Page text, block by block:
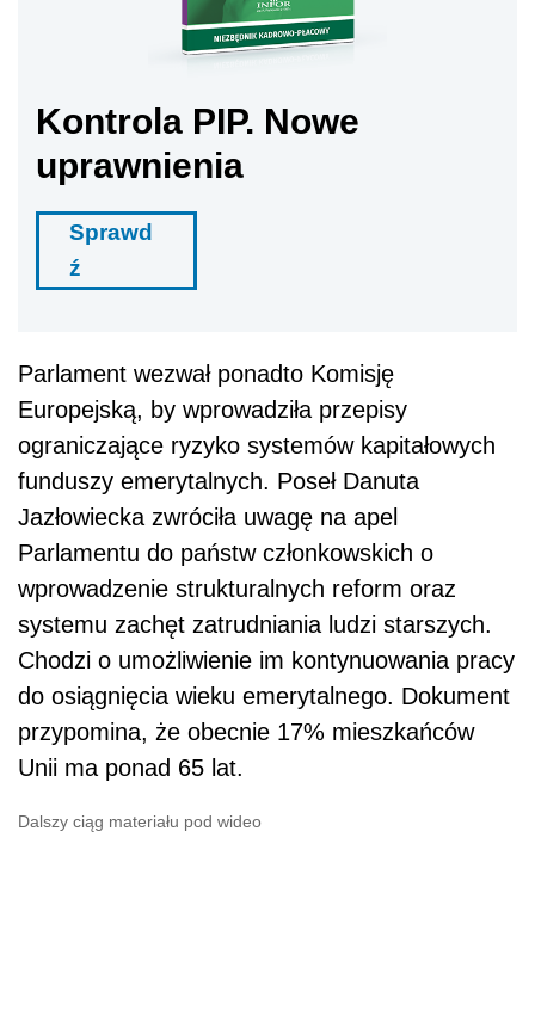
Kontrola PIP. Nowe
uprawnienia
Sprawd
ź
Parlament wezwał ponadto Komisję
Europejską, by wprowadziła przepisy
ograniczające ryzyko systemów kapitałowych
funduszy emerytalnych. Poseł Danuta
Jazłowiecka zwróciła uwagę na apel
Parlamentu do państw członkowskich o
wprowadzenie strukturalnych reform oraz
systemu zachęt zatrudniania ludzi starszych.
Chodzi o umożliwienie im kontynuowania pracy
do osiągnięcia wieku emerytalnego. Dokument
przypomina, że obecnie 17% mieszkańców
Unii ma ponad 65 lat.
Dalszy ciąg materiału pod wideo